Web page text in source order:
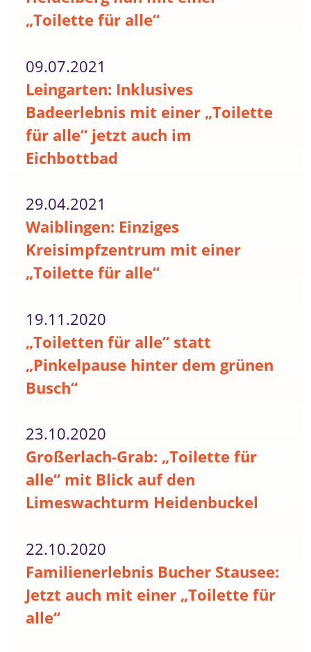
„Toilette für alle“
09.07.2021
Leingarten: Inklusives
Badeerlebnis mit einer „Toilette
für alle“ jetzt auch im
Eichbottbad
29.04.2021
Waiblingen: Einziges
Kreisimpfzentrum mit einer
„Toilette für alle“
19.11.2020
„Toiletten für alle“ statt
„Pinkelpause hinter dem grünen
Busch“
23.10.2020
Großerlach-Grab: „Toilette für
alle“ mit Blick auf den
Limeswachturm Heidenbuckel
22.10.2020
Familienerlebnis Bucher Stausee:
Jetzt auch mit einer „Toilette für
alle“